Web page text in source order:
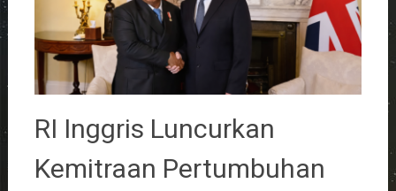
RI Inggris Luncurkan
Kemitraan Pertumbuhan